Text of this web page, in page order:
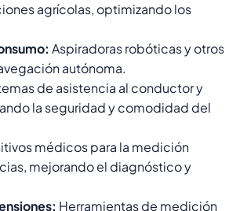
agrícolas, optimizando los
Aspiradoras robóticas y otros
autónoma.
de asistencia al conductor y
la seguridad y comodidad del
médicos para la medición
mejorando el diagnóstico y
Herramientas de medición